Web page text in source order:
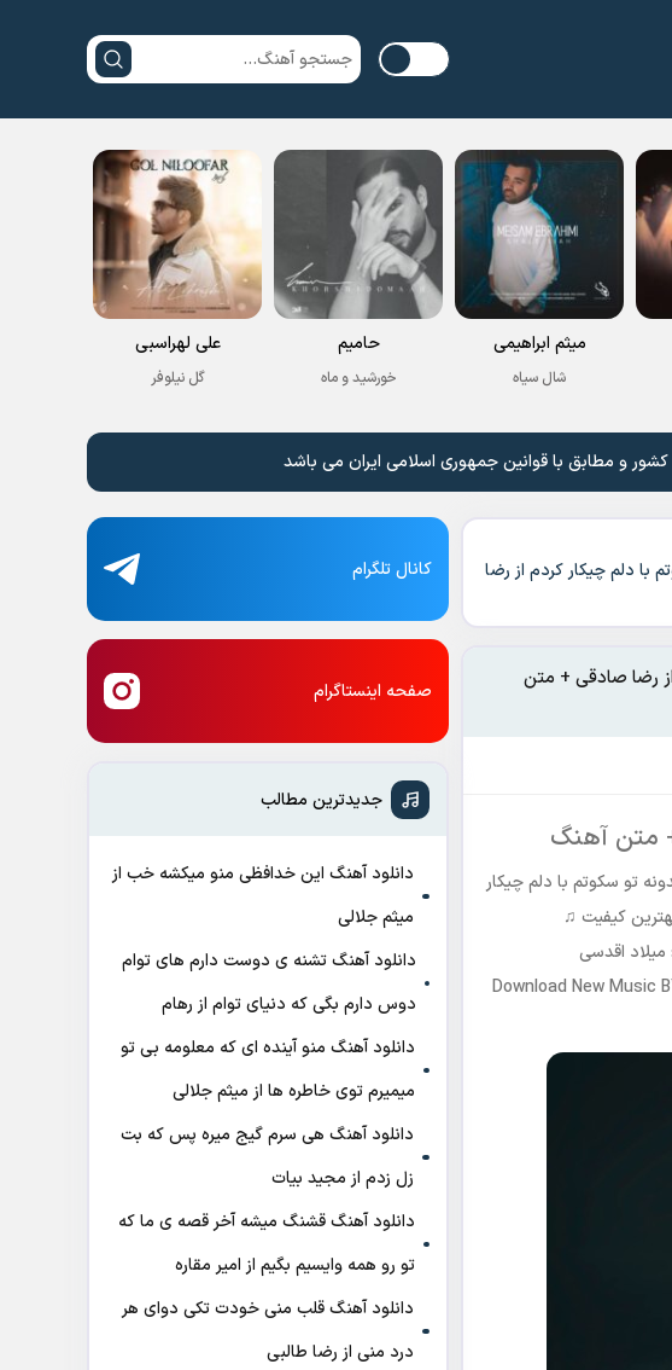
میثم ابراهیمی
شال سیاه
حامیم
خورشید و ماه
علی لهراسبی
گل نیلوفر
و مطابق با قوانین جمهوری اسلامی ایران می باشد
با دلم چیکار کردم از رضا
رضا صادقی + متن
متن آهنگ
تو سکوتم با دلم چیکار
کیفیت ♫
اقدسی
Download New Music
کانال تلگرام
صفحه اینستاگرام
جدیدترین مطالب
دانلود آهنگ این خدافظی منو میکشه خب از
میثم جلالی
دانلود آهنگ تشنه ی دوست دارم های توام
دوس دارم بگی که دنیای توام از رهام
دانلود آهنگ منو آینده ای که معلومه بی تو
میمیرم توی خاطره ها از میثم جلالی
دانلود آهنگ هی سرم گیج میره‌ پس که بت
زل زدم از مجید بیات
دانلود آهنگ ﻗﺸﻨﮓ ﻣﻴﺸﻪ آﺧﺮ ﻗﺼﻪ ی ﻣﺎ ﻛﻪ
ﺗﻮ رو ﻫﻤﻪ واﻳﺴﻴﻢ ﺑﮕﻴﻢ از امیر مقاره
دانلود آهنگ قلب منی خودت تکی دوای هر
درد منی از رضا طالبی